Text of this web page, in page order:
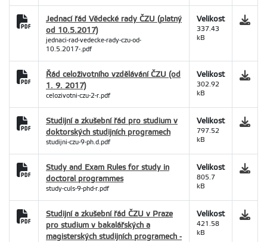
Jednací řád Vědecké rady ČZU (platný
od 10.5.2017)
jednaci-rad-vedecke-rady-czu-od-
10.5.2017-.pdf
Velikost
337.43
kB
Řád celoživotního vzdělávání ČZU (od
1. 9. 2017)
celozivotni-czu-2-r.pdf
Velikost
302.92
kB
Studijní a zkušební řád pro studium v
doktorských studijních programech
studijni-czu-9-ph.d.pdf
Velikost
797.52
kB
Study and Exam Rules for study in
doctoral programmes
study-culs-9-phd-r.pdf
Velikost
805.7
kB
Studijní a zkušební řád ČZU v Praze
pro studium v bakalářských a
magisterských studijních programech -
Velikost
421.58
kB